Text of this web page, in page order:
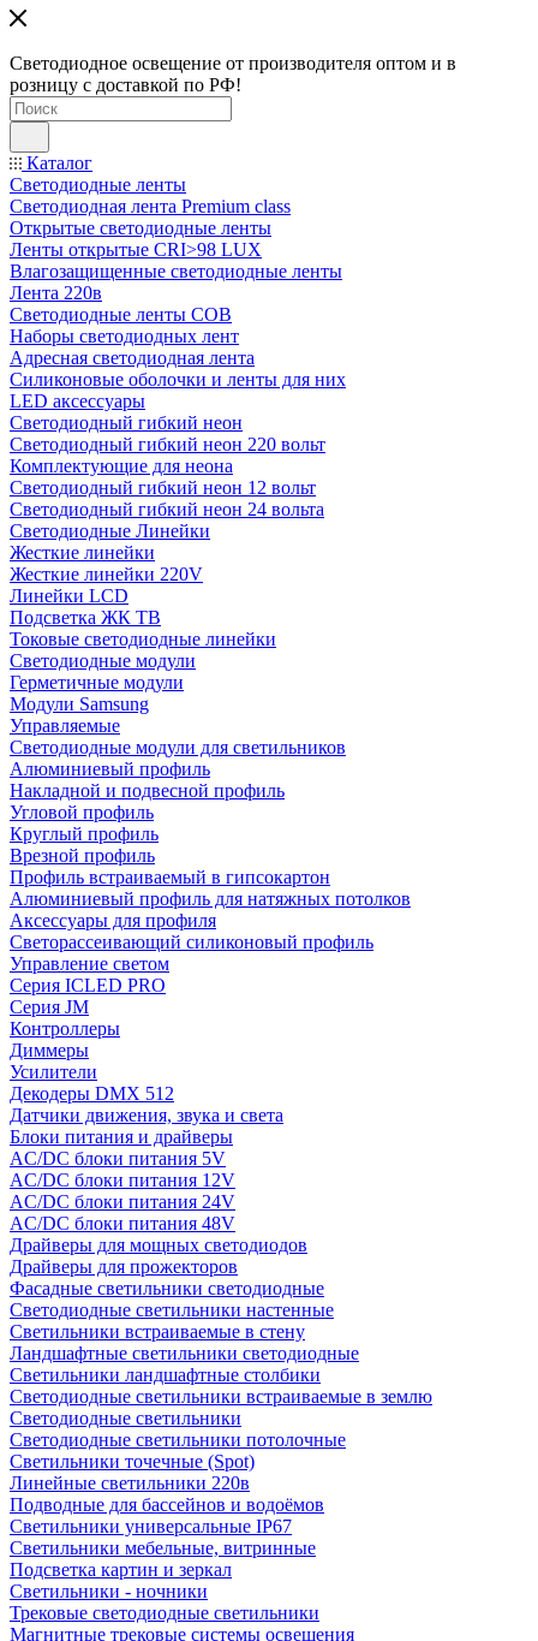
Светодиодное освещение от производителя оптом и в
розницу с доставкой по РФ!
Каталог
Светодиодные ленты
Светодиодная лента Premium class
Открытые светодиодные ленты
Ленты открытые CRI>98 LUX
Влагозащищенные светодиодные ленты
Лента 220в
Светодиодные ленты COB
Наборы светодиодных лент
Адресная светодиодная лента
Силиконовые оболочки и ленты для них
LED аксессуары
Светодиодный гибкий неон
Светодиодный гибкий неон 220 вольт
Комплектующие для неона
Светодиодный гибкий неон 12 вольт
Светодиодный гибкий неон 24 вольта
Светодиодные Линейки
Жесткие линейки
Жесткие линейки 220V
Линейки LCD
Подсветка ЖК ТВ
Токовые светодиодные линейки
Светодиодные модули
Герметичные модули
Модули Samsung
Управляемые
Светодиодные модули для светильников
Алюминиевый профиль
Накладной и подвесной профиль
Угловой профиль
Круглый профиль
Врезной профиль
Профиль встраиваемый в гипсокартон
Алюминиевый профиль для натяжных потолков
Аксессуары для профиля
Светорассеивающий силиконовый профиль
Управление светом
Серия ICLED PRO
Серия JM
Контроллеры
Диммеры
Усилители
Декодеры DMX 512
Датчики движения, звука и света
Блоки питания и драйверы
AC/DC блоки питания 5V
AC/DC блоки питания 12V
AC/DC блоки питания 24V
AC/DC блоки питания 48V
Драйверы для мощных светодиодов
Драйверы для прожекторов
Фасадные светильники светодиодные
Светодиодные светильники настенные
Светильники встраиваемые в стену
Ландшафтные светильники светодиодные
Светильники ландшафтные столбики
Светодиодные светильники встраиваемые в землю
Светодиодные светильники
Светодиодные светильники потолочные
Светильники точечные (Spot)
Линейные светильники 220в
Подводные для бассейнов и водоёмов
Светильники универсальные IP67
Светильники мебельные, витринные
Подсветка картин и зеркал
Светильники - ночники
Трековые светодиодные светильники
Магнитные трековые системы освещения